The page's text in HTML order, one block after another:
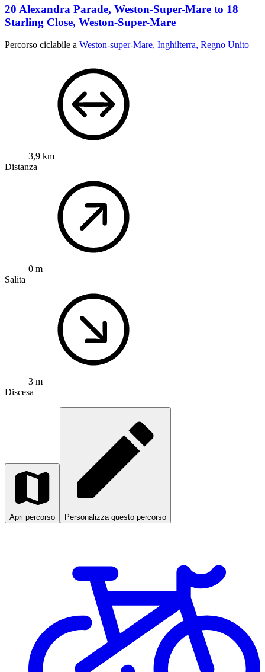
20 Alexandra Parade, Weston-Super-Mare to 18
Starling Close, Weston-Super-Mare
Percorso ciclabile a Weston-super-Mare, Inghilterra, Regno Unito
3,9 km
Distanza
0 m
Salita
3 m
Discesa
Apri percorso Personalizza questo percorso